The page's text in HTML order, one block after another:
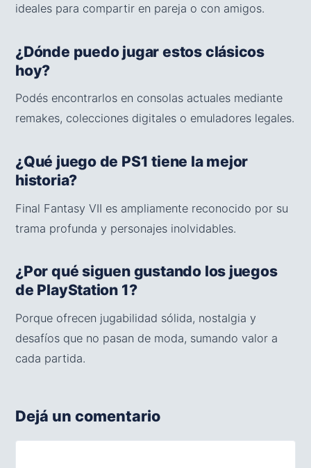
ideales para compartir en pareja o con amigos.
¿Dónde puedo jugar estos clásicos
hoy?
Podés encontrarlos en consolas actuales mediante
remakes, colecciones digitales o emuladores legales.
¿Qué juego de PS1 tiene la mejor
historia?
Final Fantasy VII es ampliamente reconocido por su
trama profunda y personajes inolvidables.
¿Por qué siguen gustando los juegos
de PlayStation 1?
Porque ofrecen jugabilidad sólida, nostalgia y
desafíos que no pasan de moda, sumando valor a
cada partida.
Dejá un comentario